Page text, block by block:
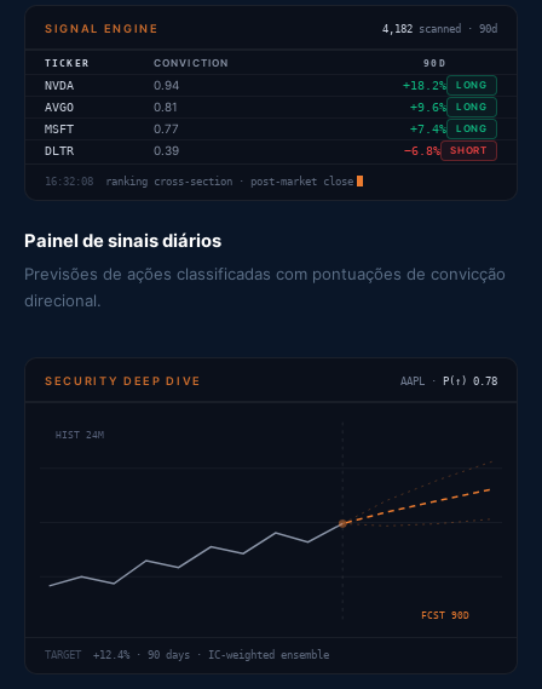
SIGNAL ENGINE 4,182 scanned · 90d
TICKER CONVICTION 90D
NVDA 0.94 +18.2% LONG
AVGO 0.81 +9.6% LONG
MSFT 0.77 +7.4% LONG
DLTR 0.39 −6.8% SHORT
16:32:08 ranking cross-section · post-market close
Painel de sinais diários
Previsões de ações classificadas com pontuações de convicção
direcional.
SECURITY DEEP DIVE AAPL · P(↑) 0.78
HIST 24M
FCST 90D
TARGET +12.4% · 90 days · IC-weighted ensemble